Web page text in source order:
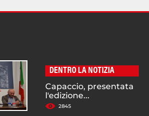
DENTRO LA NOTIZIA
Capaccio, presentata
l'edizione...
2845